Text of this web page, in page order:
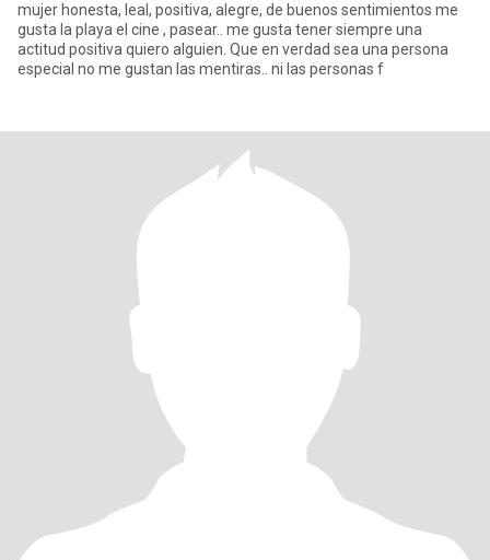
mujer honesta, leal, positiva, alegre, de buenos sentimientos me
gusta la playa el cine , pasear.. me gusta tener siempre una
actitud positiva quiero alguien. Que en verdad sea una persona
especial no me gustan las mentiras.. ni las personas f